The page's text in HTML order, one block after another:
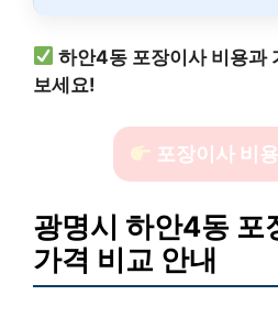
하안4동 포장이사 비용과
보세요!
포장이사 비
광명시 하안4동 포
가격 비교 안내